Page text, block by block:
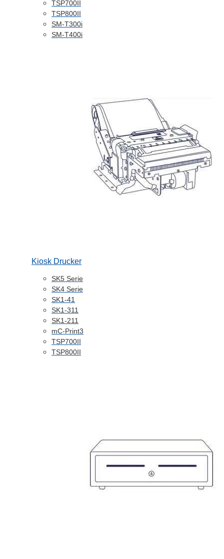
TSP700II
TSP800II
SM-T300i
SM-T400i
Kiosk Drucker
SK5 Serie
SK4 Serie
SK1-41
SK1-311
SK1-211
mC-Print3
TSP700II
TSP800II